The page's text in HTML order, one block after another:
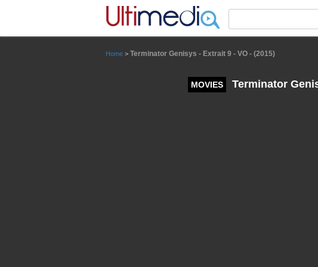
Home > Terminator Genisys - Extrait 9 - VO - (2015)
MOVIES Terminator